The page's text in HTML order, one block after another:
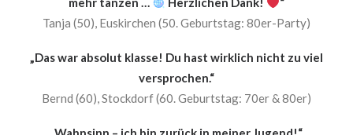
Tanja (50), Euskirchen (50. Geburtstag: 80er-Party)
„Das war absolut klasse! Du hast wirklich nicht zu viel
versprochen.“
Bernd (60), Stockdorf (60. Geburtstag: 70er & 80er)